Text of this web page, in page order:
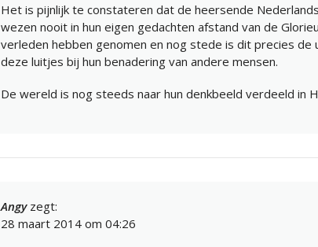
Het is pijnlijk te constateren dat de heersende
wezen nooit in hun eigen gedachten afstand van de
verleden hebben genomen en nog stede is dit precies de
deze luitjes bij hun benadering van andere mensen.
De wereld is nog steeds naar hun denkbeeld verdeeld in
Angy zegt:
28 maart 2014 om 04:26